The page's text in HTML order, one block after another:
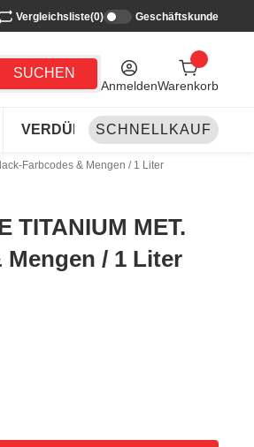
Vergleichsliste(0) Geschäftskunde
SUCHEN
AnmeldenWarenkorb
VERDÜNNEN-REINIGEN
SCHNELLKAUF
Farbcodes & Mengen / 1 Liter
TITANIUM MET.
/ 1 Liter